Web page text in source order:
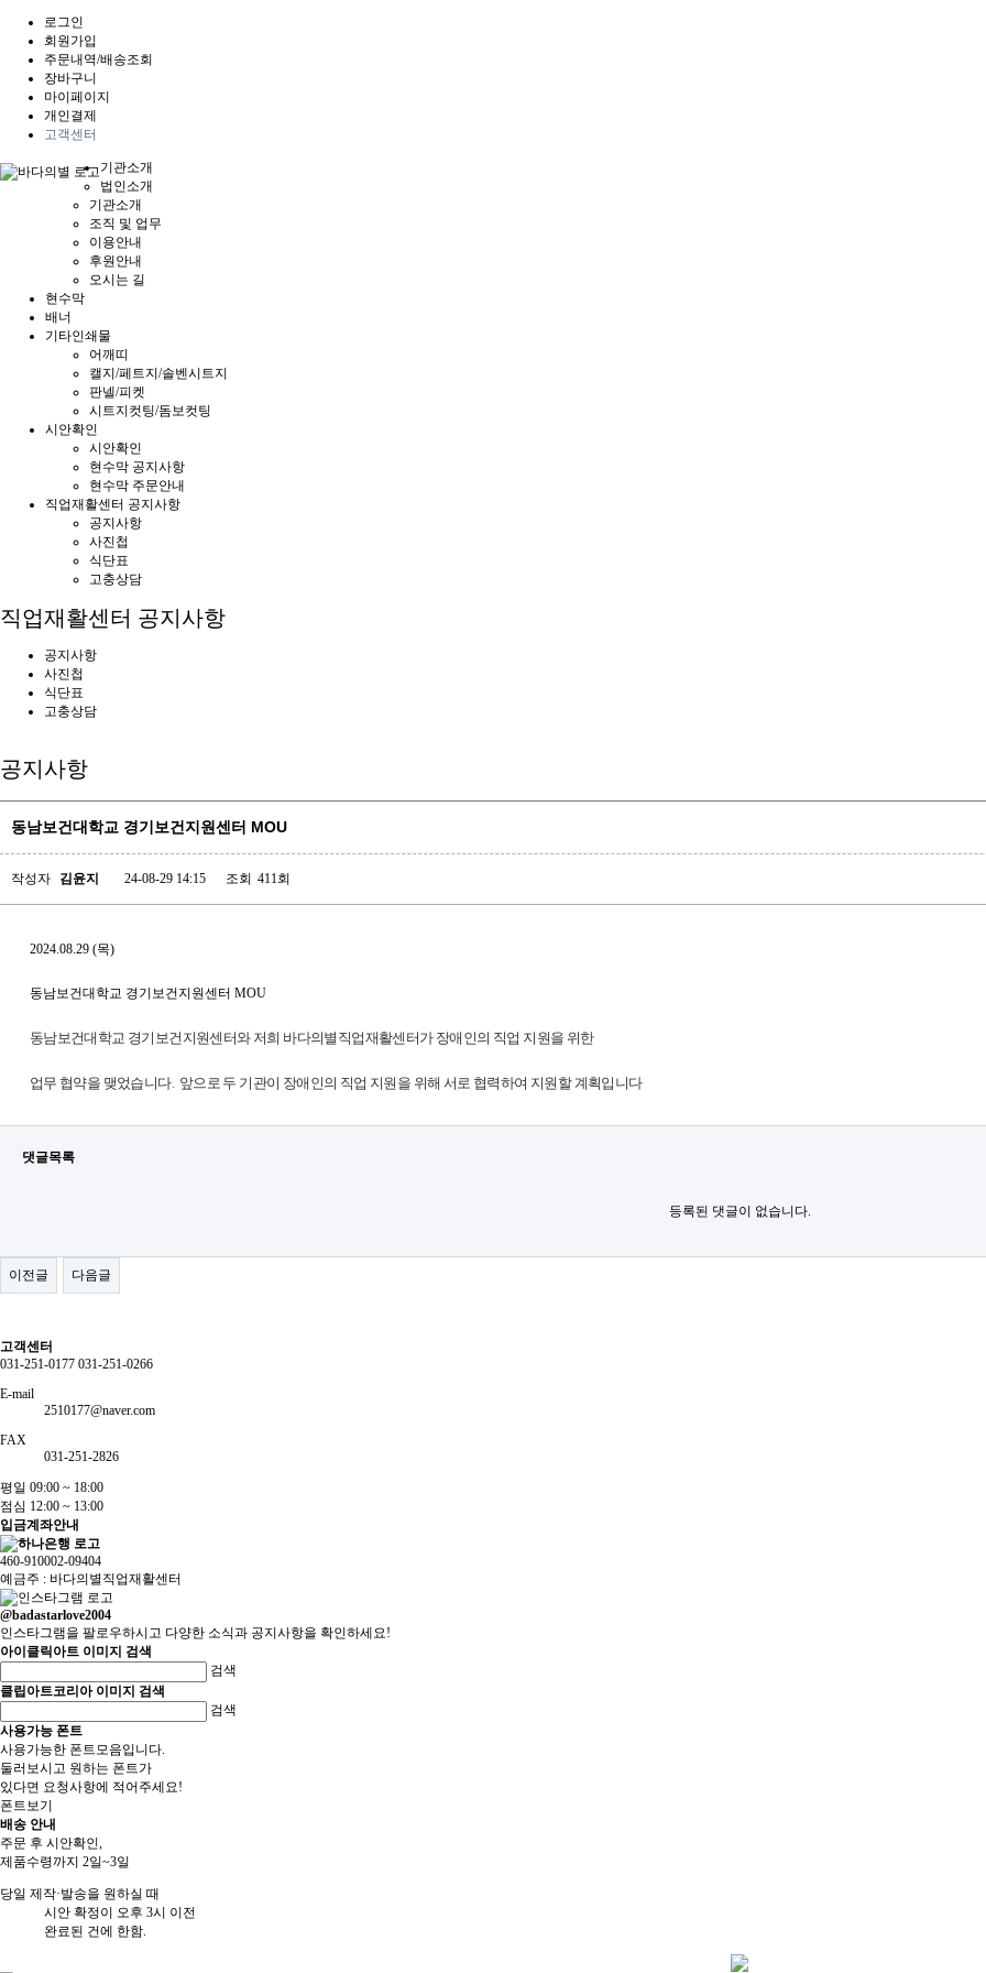
로그인
회원가입
주문내역/배송조회
장바구니
마이페이지
개인결제
고객센터
기관소개
법인소개
기관소개
조직 및 업무
이용안내
후원안내
오시는 길
현수막
배너
기타인쇄물
어깨띠
캘지/페트지/솔벤시트지
판넬/피켓
시트지컷팅/돔보컷팅
시안확인
시안확인
현수막 공지사항
현수막 주문안내
직업재활센터 공지사항
공지사항
사진첩
식단표
고충상담
직업재활센터 공지사항
공지사항
사진첩
식단표
고충상담
공지사항
동남보건대학교 경기보건지원센터 MOU
페이지 정보
작성자 김윤지 24-08-29 14:15 조회 411회
2024.08.29 (목)
동남보건대학교 경기보건지원센터 MOU
동남보건대학교 경기보건지원센터와 저희 바다의별직업재활센터가 장애인의 직업 지원을 위한
업무 협약을 맺었습니다. 앞으로 두 기관이 장애인의 직업 지원을 위해 서로 협력하여 지원할 계획입니다
댓글목록
등록된 댓글이 없습니다.
이전글 다음글
고객센터
031-251-0177 031-251-0266
E-mail
2510177@naver.com
FAX
031-251-2826
평일 09:00 ~ 18:00
점심 12:00 ~ 13:00
입금계좌안내
460-910002-09404
예금주 : 바다의별직업재활센터
@badastarlove2004
인스타그램을 팔로우하시고 다양한 소식과 공지사항을 확인하세요!
아이클릭아트 이미지 검색
검색
클립아트코리아 이미지 검색
검색
사용가능 폰트
사용가능한 폰트모음입니다.
둘러보시고 원하는 폰트가
있다면 요청사항에 적어주세요!
폰트보기
배송 안내
주문 후 시안확인,
제품수령까지 2일~3일
당일 제작·발송을 원하실 때
시안 확정이 오후 3시 이전
완료된 건에 한함.